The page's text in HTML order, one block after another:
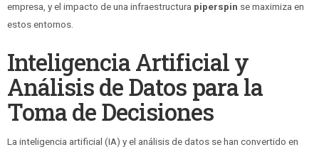
empresa, y el impacto de una infraestructura piperspin se maximiza en
estos entornos.
Inteligencia Artificial y
Análisis de Datos para la
Toma de Decisiones
La inteligencia artificial (IA) y el análisis de datos se han convertido en